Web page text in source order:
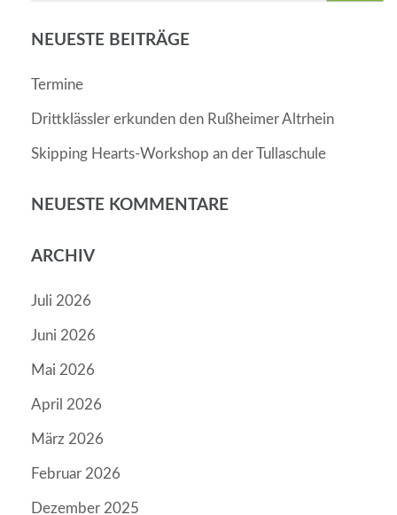
NEUESTE BEITRÄGE
Termine
Drittklässler erkunden den Rußheimer Altrhein
Skipping Hearts-Workshop an der Tullaschule
NEUESTE KOMMENTARE
ARCHIV
Juli 2026
Juni 2026
Mai 2026
April 2026
März 2026
Februar 2026
Dezember 2025